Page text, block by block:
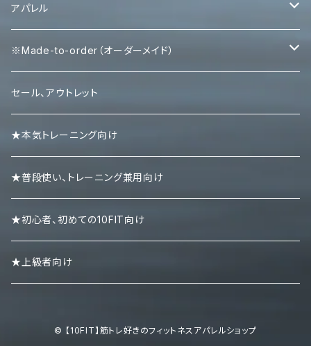
パワーベルト
パワーグリップ
エルボースリーブ
ニースリーブ
ニーラップ
リストラップ
リストストラップ
アパレル
タンクトップ
Ｔシャツ
ハーフパンツ
キャップ
※Made-to-order（オーダーメイド）
Tシャツ
タンクトップ
ロンＴ
パーカー
スエット・トレーナー
セール、アウトレット
★本気トレーニング向け
★普段使い、トレーニング兼用向け
★初心者、初めての10FIT向け
★上級者向け
© 【10FIT】筋トレ好きのフィットネスアパレルショップ